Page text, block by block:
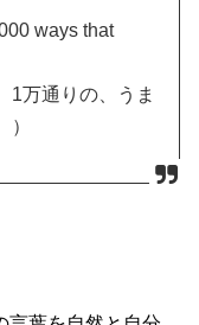
ways that
1万通りの、うま